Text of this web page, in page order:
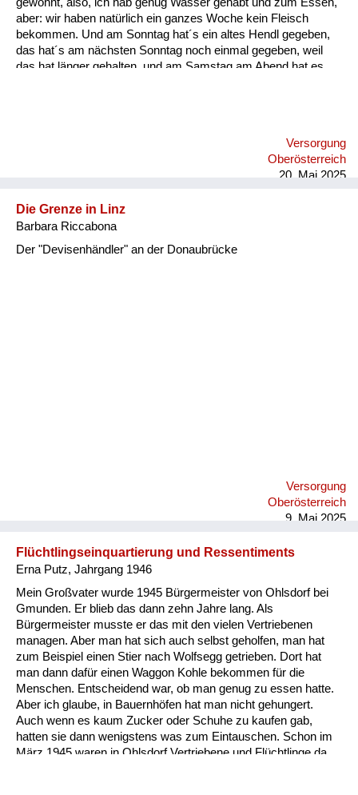
aber: wir haben natürlich ein ganzes Woche kein Fleisch
bekommen. Und am Sonntag hat´s ein altes Hendl gegeben,
das hat´s am nächsten Sonntag noch einmal gegeben, weil
das hat länger gehalten, und am Samstag am Abend hat es
Bub mit der Zunge allweil die Braunschweiger Radln vor mich
hingeschoben hab übers Brot, und ganz zum Schluss, wenn
Versorgung
Oberösterreich
20. Mai 2025
Die Grenze in Linz
Barbara Riccabona
Der "Devisenhändler" an der Donaubrücke
Versorgung
Oberösterreich
9. Mai 2025
Flüchtlingseinquartierung und Ressentiments
Erna Putz, Jahrgang 1946
Mein Großvater wurde 1945 Bürgermeister von Ohlsdorf bei
Gmunden. Er blieb das dann zehn Jahre lang. Als
Bürgermeister musste er das mit den vielen Vertriebenen
managen. Aber man hat sich auch selbst geholfen, man hat
zum Beispiel einen Stier nach Wolfsegg getrieben. Dort hat
man dann dafür einen Waggon Kohle bekommen für die
Menschen. Entscheidend war, ob man genug zu essen hatte.
Aber ich glaube, in Bauernhöfen hat man nicht gehungert.
Auch wenn es kaum Zucker oder Schuhe zu kaufen gab,
hatten sie dann wenigstens was zum Eintauschen. Schon im
März 1945 waren in Ohlsdorf Vertriebene und Flüchtlinge da.